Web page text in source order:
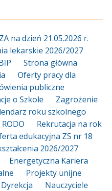
na dzień 21.05.2026 r.
lekarskie 2026/2027
Strona główna
Oferty pracy dla
publiczne
o Szkole
Zagrożenie
roku szkolnego
Rekrutacja na rok
edukacyjna ZS nr 18
2026/2027
Energetyczna Kariera
Projekty unijne
Dyrekcja
Nauczyciele